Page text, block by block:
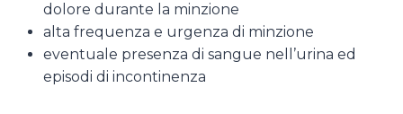
dolore durante la minzione
alta frequenza e urgenza di minzione
eventuale presenza di sangue nell’urina ed
episodi di incontinenza